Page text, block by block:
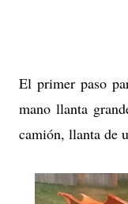
El primer paso
mano llanta
camión, llanta de